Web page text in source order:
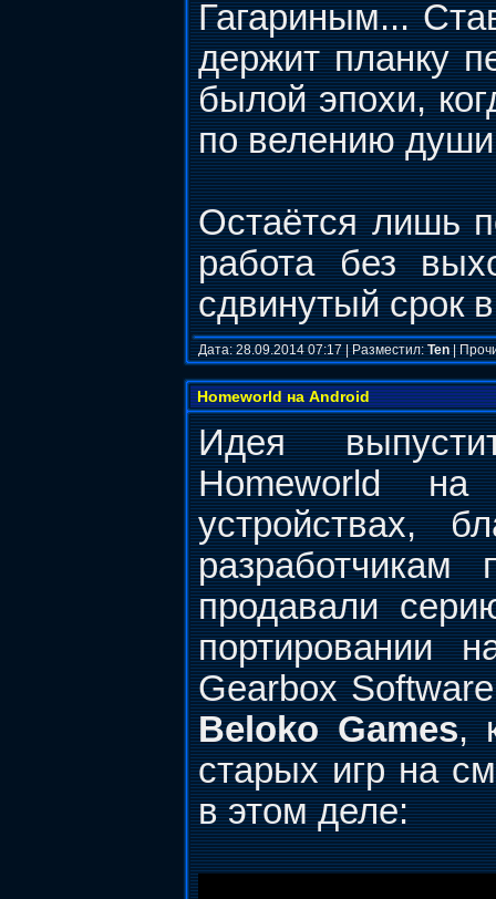
Гагариным...
держит планку
былой эпохи,
по велению
Остаётся лишь
работа без
сдвинутый срок
Дата: 28.09.2014 07:17 | Разместил:Ten|
Homeworld на Android
Идея
Homeworld на
устройствах,
продавали
портировании
Gearbox
Beloko Games,
старых игр на
в этом деле: